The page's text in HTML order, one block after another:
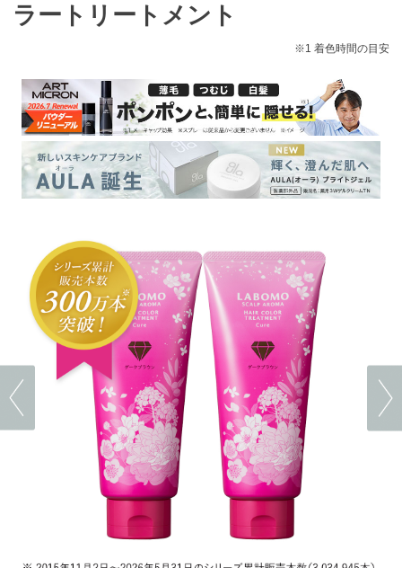
ラートリートメント
※1 着色時間の目安